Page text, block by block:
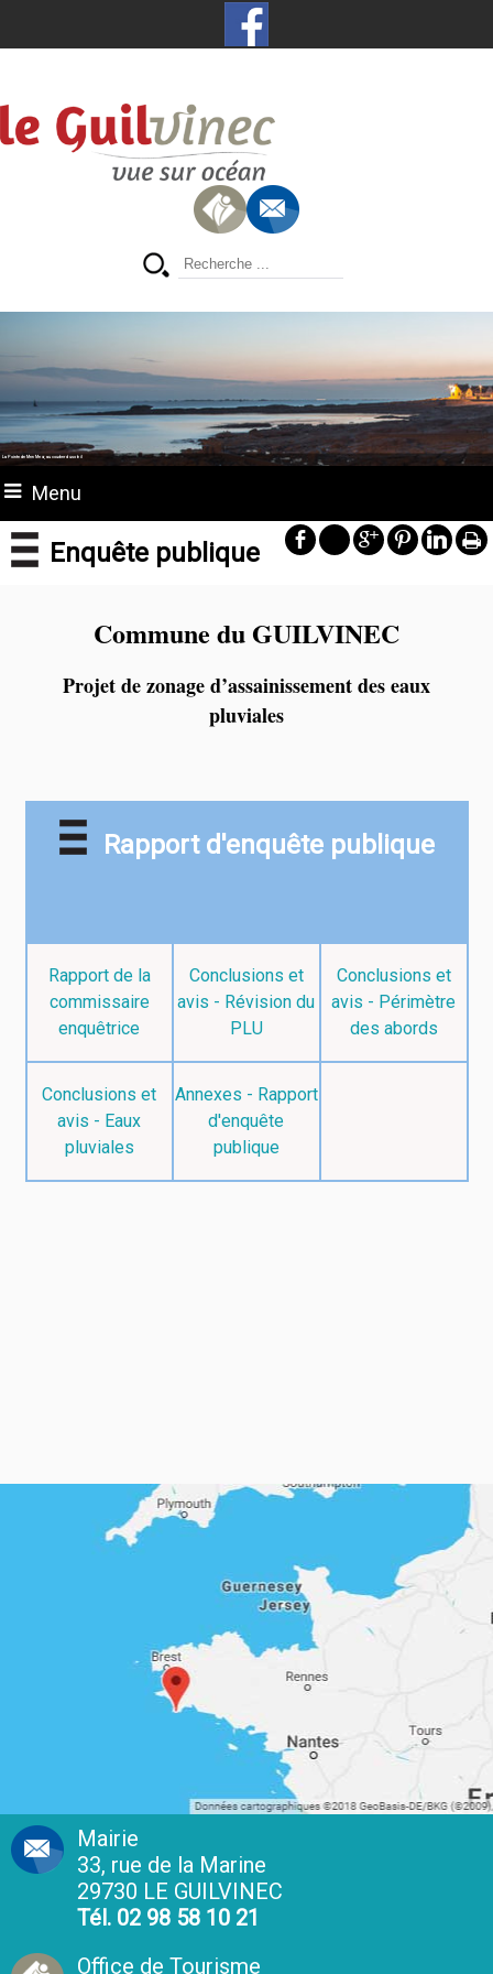
La Pointe de Men Meur, au coucher du soleil
Menu
Enquête publique
Commune du GUILVINEC
Projet de zonage d’assainissement des eaux
pluviales
Rapport d'enquête publique
Rapport de la
commissaire
enquêtrice
Conclusions et
avis - Révision du
PLU
Conclusions et
avis - Périmètre
des abords
Conclusions et
avis - Eaux
pluviales
Annexes - Rapport
d'enquête
publique
Mairie
33, rue de la Marine
29730 LE GUILVINEC
Tél. 02 98 58 10 21
Office de Tourisme